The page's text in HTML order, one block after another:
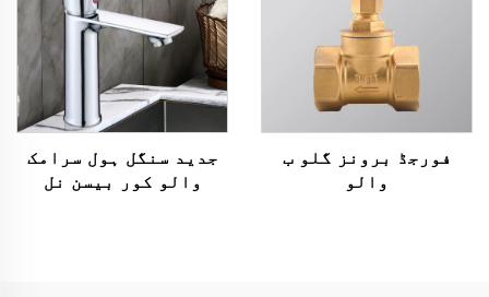
فورجڈ برونز گلو ب
والو
جدید سنگل ہول سرامک
والو کور بیسن نل